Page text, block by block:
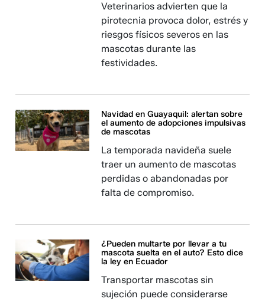
Veterinarios advierten que la
pirotecnia provoca dolor, estrés y
riesgos físicos severos en las
mascotas durante las
festividades.
Navidad en Guayaquil: alertan sobre
el aumento de adopciones impulsivas
de mascotas
La temporada navideña suele
traer un aumento de mascotas
perdidas o abandonadas por
falta de compromiso.
¿Pueden multarte por llevar a tu
mascota suelta en el auto? Esto dice
la ley en Ecuador
Transportar mascotas sin
sujeción puede considerarse